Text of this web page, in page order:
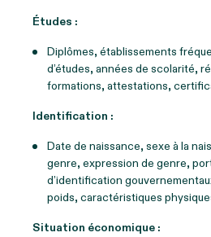
Études :
Diplômes, établissements
d’études, années de scolarité,
formations, attestations,
Identification :
Date de naissance, sexe à la
genre, expression de genre,
d’identification
poids, caractéristiques
Situation économique :